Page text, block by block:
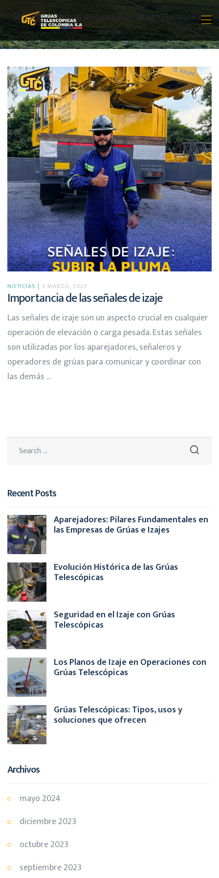
Grúas Telescópicas de Colombia > Blog>Elevación de
carga
NOTICIAS 6 MARZO, 2023
Importancia de las señales de izaje
Las señales de izaje son un aspecto crucial en cualquier
operación de elevación o carga pesada. Estas señales
son utilizadas por los aparejadores, señaleros y
operadores de grúas para comunicar y coordinar con
las demás …
Recent Posts
Aparejadores: Pilares Fundamentales en
las Empresas de Grúas e Izajes
Evolución Histórica de las Grúas
Telescópicas
Seguridad en el Izaje con Grúas
Telescópicas
Los Planos de Izaje en Operaciones con
Grúas Telescópicas
Grúas Telescópicas: Tipos, usos y
soluciones que ofrecen
Archivos
mayo 2024
diciembre 2023
octubre 2023
septiembre 2023